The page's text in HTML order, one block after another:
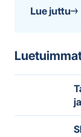
Lue juttu